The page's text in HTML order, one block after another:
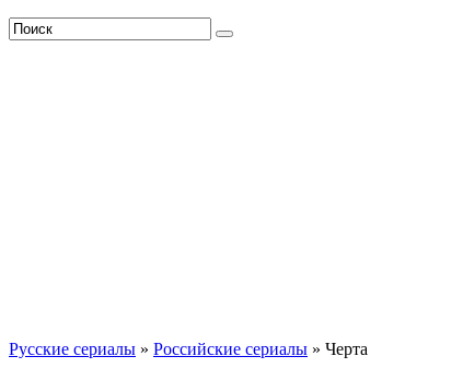
Русские сериалы » Российские сериалы » Черта